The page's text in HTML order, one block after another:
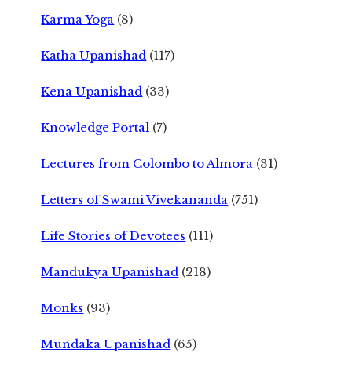
Karma Yoga (8)
Katha Upanishad (117)
Kena Upanishad (33)
Knowledge Portal (7)
Lectures from Colombo to Almora (31)
Letters of Swami Vivekananda (751)
Life Stories of Devotees (111)
Mandukya Upanishad (218)
Monks (93)
Mundaka Upanishad (65)